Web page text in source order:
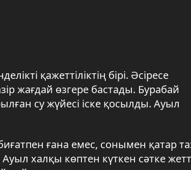
қажеттіліктің бірі. Әсіресе
жағдай өзгере бастады. Бурабай
су жүйесі іске қосылды. Ауыл
ғана емес, сонымен қатар
Ауыл халқы көптен күткен сәтке